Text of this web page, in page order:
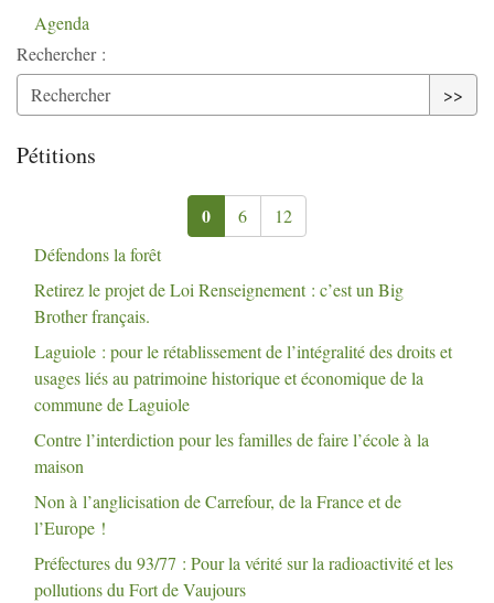
Agenda
Rechercher :
>>
Pétitions
0 6
12
Défendons la forêt
Retirez le projet de Loi Renseignement : c’est un Big
Brother français.
Laguiole : pour le rétablissement de l’intégralité des droits et
usages liés au patrimoine historique et économique de la
commune de Laguiole
Contre l’interdiction pour les familles de faire l’école à la
maison
Non à l’anglicisation de Carrefour, de la France et de
l’Europe !
Préfectures du 93/77 : Pour la vérité sur la radioactivité et les
pollutions du Fort de Vaujours